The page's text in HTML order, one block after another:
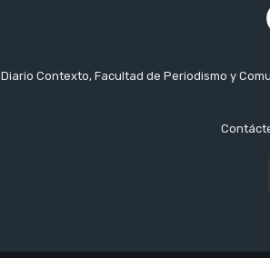
Diario Contexto, Facultad de Periodismo y